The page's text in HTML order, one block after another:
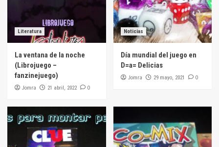
Literatura
La ventana de la noche
(Librojuego –
fanzinejuego)
Jomra 21 abril, 2022 0
Noticias
Día mundial del juego en
D=a= Delicias
Jomra 29 mayo, 2021 0